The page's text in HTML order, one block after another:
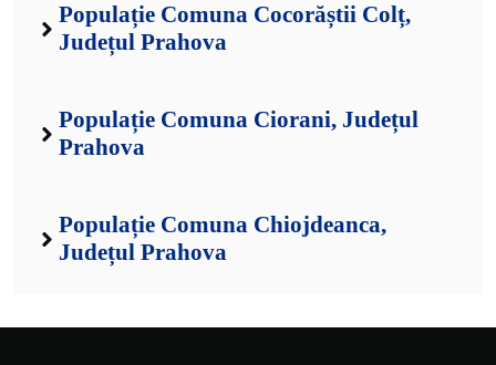
Populație Comuna Cocorăștii Colț,
Județul Prahova
Populație Comuna Ciorani, Județul
Prahova
Populație Comuna Chiojdeanca,
Județul Prahova